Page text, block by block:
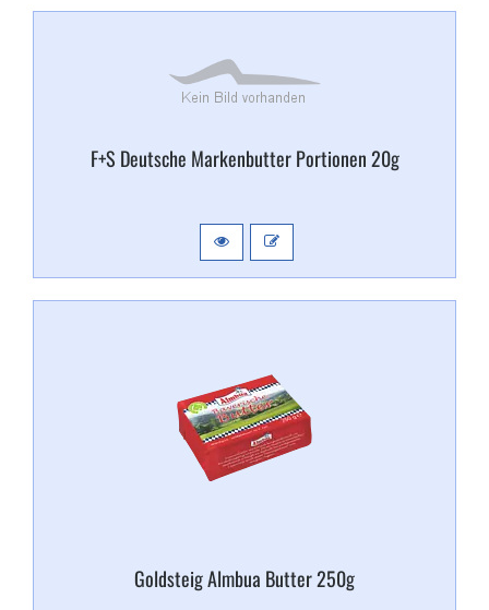
F+​S Deutsche Markenbutter Portionen 20g
Goldsteig Almbua Butter 250g